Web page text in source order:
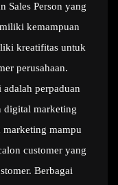
Sales Person yang
kemampuan
kreatifitas untuk
perusahaan.
perpaduan
digital marketing
marketing mampu
customer yang
Berbagai